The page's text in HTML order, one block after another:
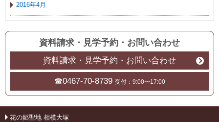
2016年4月
資料請求・見学予約 ・ お問い合わせ
資料請求・見学予約・お問い合わせ
☎0467-70-8739 受付：9:00〜17:00
花の郷聖地 相模大塚